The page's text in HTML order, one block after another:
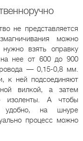
не представляется
можно
взять оправку
нее от 600 до 900
— 0,15-0,8 мм.
к ней подсоединяют
вилкой, а затем
изоленты. А чтобы
удобно, на шнуре
процесс можно